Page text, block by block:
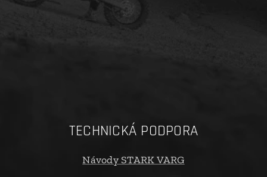
TECHNICKÁ PODPORA
Návody STARK VARG